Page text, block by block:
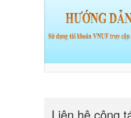
Liên hệ công